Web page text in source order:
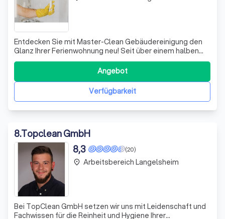
Entdecken Sie mit Master-Clean Gebäudereinigung den
Glanz Ihrer Ferienwohnung neu! Seit über einem halben
Jahr setzen wir, mit einer Mischung aus Professionalität
und persönlicher Hingabe, neue Maßstäbe in der
Reinigungsbranche. Unsere Kundinnen und Kunden
schätzen besonders die Zuverlässigkeit und
Verfügbarkeit
Angebot
8.Topclean GmbH
(20)
8,3
Bei TopClean GmbH setzen wir uns mit Leidenschaft und
Fachwissen für die Reinheit und Hygiene Ihrer
place Arbeitsbereich Langelsheim